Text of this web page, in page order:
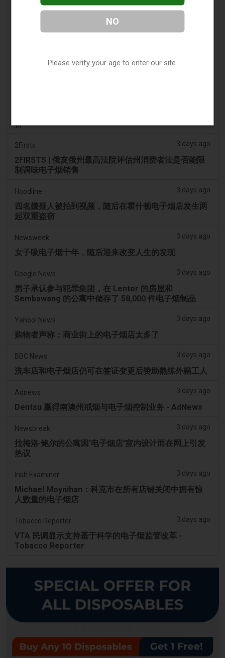
Tico Times 2 days ago
哥斯达黎加新的电子烟法规原定今日生效，但并未生
Ohio 评估执行非法电子烟销售的权力 – Tobacco
价
2Firsts 3 days ago
2FIRSTS | 俄亥俄州最高法院评估州消费者法是否能限
制调味电子烟销售
Hoodline 3 days ago
四名嫌疑人被拍到视频，随后在霍什顿电子烟店发生两
起双重盗窃
Newsweek 3 days ago
女子吸电子烟十年，随后迎来改变人生的发现
Google News 3 days ago
男子承认参与犯罪集团，在 Lentor 的房屋和
Sembawang 的公寓中储存了 58,000 件电子烟制品
Yahoo! News 3 days ago
购物者声称：商业街上的电子烟店太多了
BBC News 3 days ago
洗车店和电子烟店仍可在签证变更后赞助熟练外籍工人
Adnews 3 days ago
Dentsu 赢得南澳州戒烟与电子烟控制业务 - AdNews
Newsbreak 3 days ago
拉梅洛·鲍尔的公寓因‘电子烟店’室内设计而在网上引发
热议
Irish Examiner 3 days ago
Michael Moynihan：科克市在所有店铺关闭中拥有惊
人数量的电子烟店
Tobacco Reporter 3 days ago
VTA 民调显示支持基于科学的电子烟监管改革 -
Tobacco Reporter
NO
Please verify your age to enter our site.